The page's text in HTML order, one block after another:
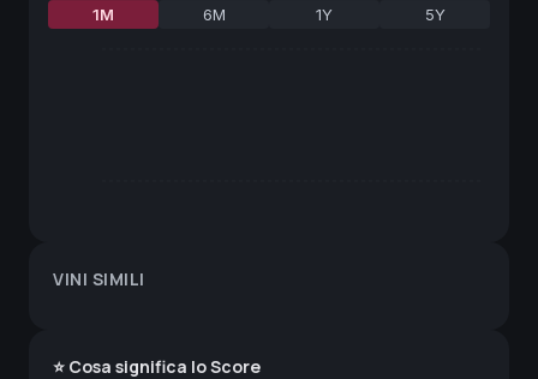
1M 6M 1Y 5Y
VINI SIMILI
⭐ Cosa significa lo Score